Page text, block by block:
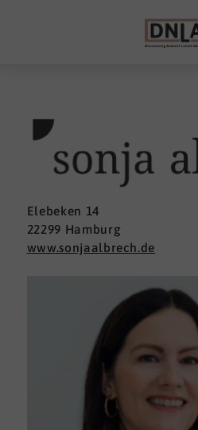
Elebeken 14
22299 Hamburg
www.sonjaalbrech.de